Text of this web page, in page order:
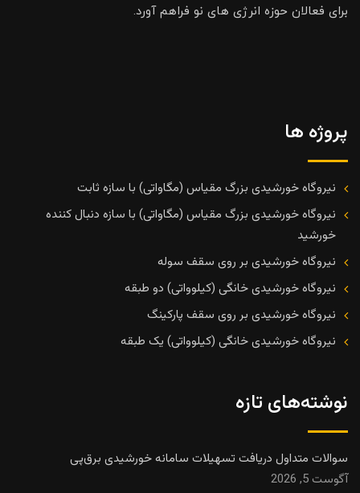
برای فعالان حوزه انرژی های نو فراهم آورد.
پروژه ها
نیروگاه خورشیدی بزرگ مقیاس (مگاواتی) با سازه ثابت
نیروگاه خورشیدی بزرگ مقیاس (مگاواتی) با سازه دنبال کننده
خورشید
نیروگاه خورشیدی بر روی سقف سوله
نیروگاه خورشیدی خانگی (کیلوواتی) دو طبقه
نیروگاه خورشیدی بر روی سقف پارکینگ
نیروگاه خورشیدی خانگی (کیلوواتی) یک طبقه
نوشته‌های تازه
سوالات متداول دریافت تسهیلات سامانه خورشیدی برق‌پی
آگوست 5, 2026